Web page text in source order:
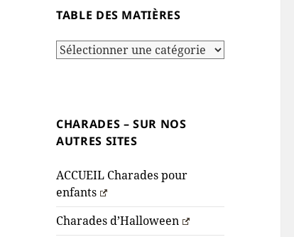
TABLE DES MATIÈRES
Table
CHARADES – SUR NOS
AUTRES SITES
ACCUEIL Charades pour
enfants
Charades d’Halloween